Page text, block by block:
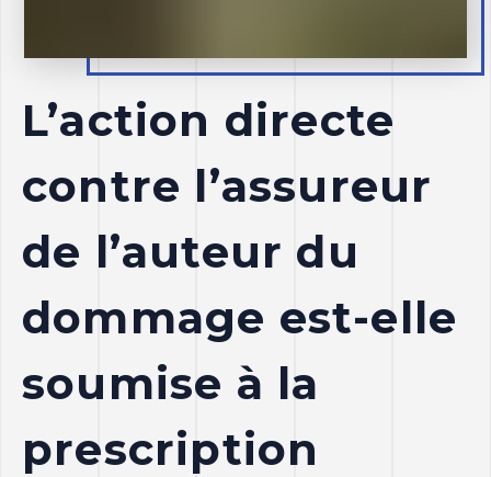
L’action directe
contre l’assureur
de l’auteur du
dommage est-elle
soumise à la
prescription